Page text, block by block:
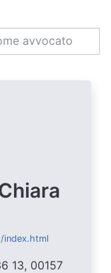
index.html
13, 00157